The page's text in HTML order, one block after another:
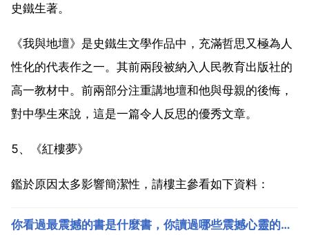
史鐵生著。
《我與地壇》是史鐵生文學作品中，充滿哲思又極為人
性化的代表作之一。其前兩段被納入人民教育出版社的
高一教材中。前兩部分注重講地壇和他與母親的後悔，
對中學生來說，這是一篇令人反思的優秀文章。
5、《紅樓夢》
鑑於原因太多影響簡潔性，請樓主參看如下資料：
你看過最震撼的書是什麼書，你讀過哪些震撼心靈的書或文章句子？